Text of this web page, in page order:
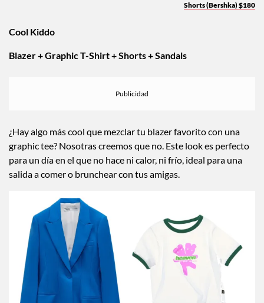
Shorts (Bershka) $180
Cool Kiddo
Blazer + Graphic T-Shirt + Shorts + Sandals
¿Hay algo más cool que mezclar tu blazer favorito con una
graphic tee? Nosotras creemos que no. Este look es perfecto
para un día en el que no hace ni calor, ni frío, ideal para una
salida a comer o brunchear con tus amigas.